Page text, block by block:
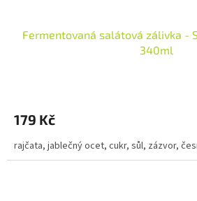
Fermentovaná salátová zálivka -
340ml
179 Kč
rajčata, jablečný ocet, cukr, sůl, zázvor,